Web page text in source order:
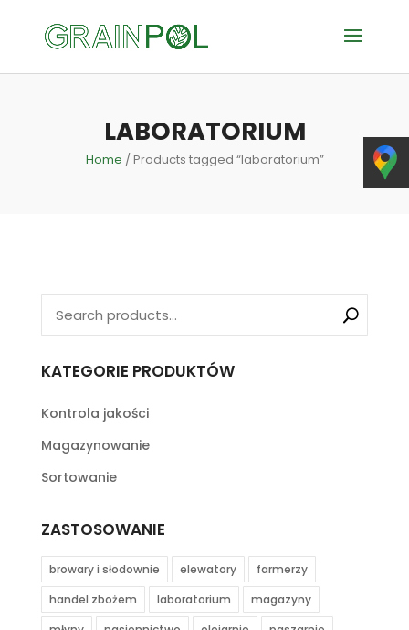
LABORATORIUM
Home / Products tagged “laboratorium”
KATEGORIE PRODUKTÓW
Kontrola jakości
Magazynowanie
Sortowanie
ZASTOSOWANIE
browary i słodownie elewatory
farmerzy
handel zbożem
laboratorium
magazyny